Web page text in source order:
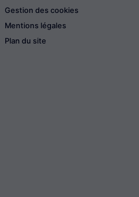
Gestion des cookies
Mentions légales
Plan du site